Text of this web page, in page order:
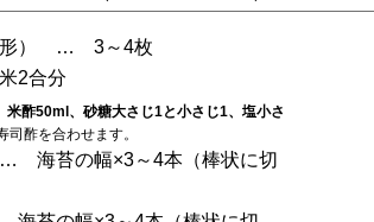
形） … 3～4枚
2合分
米酢50ml、砂糖大さじ1と小さじ1、塩小さ
司酢を合わせます。
海苔の幅×3～4本（棒状に切